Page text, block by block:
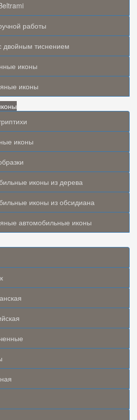
работы
двойным тиснением
иконы
иконы
иконы
иконы из дерева
иконы из обсидиана
автомобильные иконы